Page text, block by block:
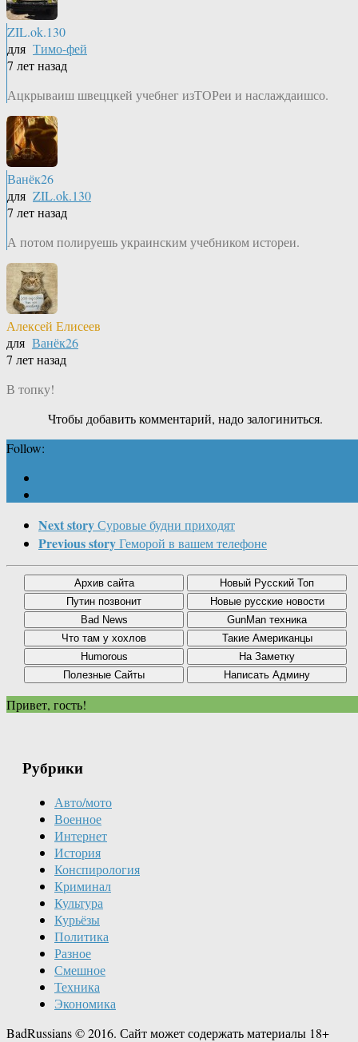
ZIL.ok.130
для Тимо-фей
7 лет назад
Ацкрываиш швеццкей учебнег изТОРеи и наслаждаишсо.
Ванёк26
для ZIL.ok.130
7 лет назад
А потом полируешь украинским учебником истореи.
Алексей Елисеев
для Ванёк26
7 лет назад
В топку!
Чтобы добавить комментарий, надо залогиниться.
Follow:
Next storyСуровые будни приходят
Previous storyГеморой в вашем телефоне
Привет, гость!
Рубрики
Авто/мото
Военное
Интернет
История
Конспирология
Криминал
Культура
Курьёзы
Политика
Разное
Смешное
Техника
Экономика
BadRussians © 2016. Сайт может содержать материалы 18+